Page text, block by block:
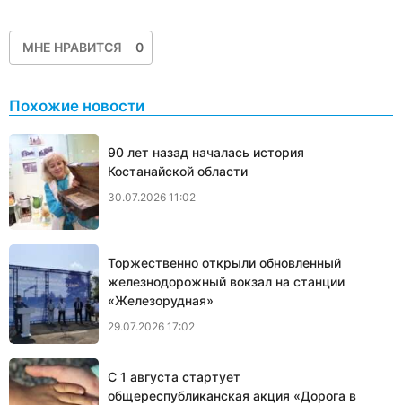
МНЕ НРАВИТСЯ 0
Похожие новости
90 лет назад началась история
Костанайской области
30.07.2026 11:02
Торжественно открыли обновленный
железнодорожный вокзал на станции
«Железорудная»
29.07.2026 17:02
С 1 августа стартует
общереспубликанская акция «Дорога в